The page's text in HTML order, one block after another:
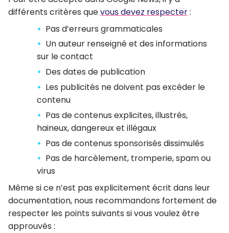
différents critères quevous devez respecter:
Pas d’erreurs grammaticales
Un auteur renseigné et des informations
sur le contact
Des dates de publication
Les publicités ne doivent pas excéder le
contenu
Pas de contenus explicites, illustrés,
haineux, dangereux et illégaux
Pas de contenus sponsorisés dissimulés
Pas de harcèlement, tromperie, spam ou
virus
Même si ce n’est pas explicitement écrit dans leur
documentation, nous recommandons fortement de
respecter les points suivants si vous voulez être
approuvés :